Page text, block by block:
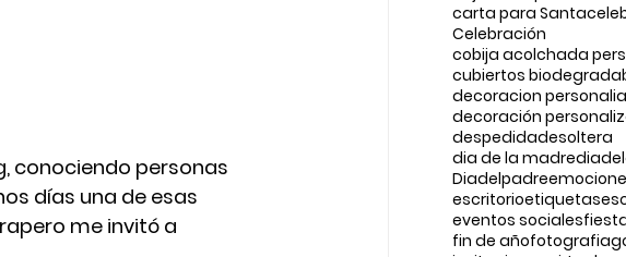
conociendo personas
días una de esas
me invitó a
carta para Santa
Celebración
cobija acolchada
cubiertos
decoracion
decoración
despedidadesoltera
dia de la madre
Diadelpadre
escritorio
eventos sociales
fin de añofotografia